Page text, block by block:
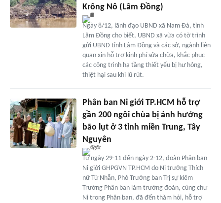
Krông Nô (Lâm Đồng)
Ngày 8/12, lãnh đạo UBND xã Nam Đà, tỉnh
Lâm Đồng cho biết, UBND xã vừa có tờ trình
gửi UBND tỉnh Lâm Đồng và các sở, ngành liên
quan xin hỗ trợ kinh phí sửa chữa, khắc phục
các công trình hạ tầng thiết yếu bị hư hỏng,
thiệt hại sau khi lũ rút.
Phân ban Ni giới TP.HCM hỗ trợ
gần 200 ngôi chùa bị ảnh hưởng
bão lụt ở 3 tỉnh miền Trung, Tây
Nguyên
Từ ngày 29-11 đến ngày 2-12, đoàn Phân ban
Ni giới GHPGVN TP.HCM do Ni trưởng Thích
nữ Từ Nhẫn, Phó Trưởng ban Trị sự kiêm
Trưởng Phân ban làm trưởng đoàn, cùng chư
Ni trong Phân ban, đã đến thăm hỏi, hỗ trợ